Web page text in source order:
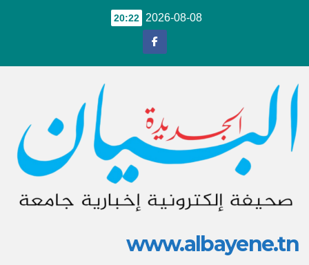
2026-08-08
20:22
www.albayene.tn